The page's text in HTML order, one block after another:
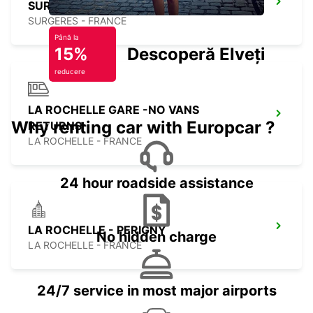
SURGERES
SURGERES - FRANCE
LA ROCHELLE GARE -NO VANS
RETURNS-
LA ROCHELLE - FRANCE
LA ROCHELLE - PERIGNY
LA ROCHELLE - FRANCE
Până la
15%
reducere
Descoperă Elveția
Why renting car with Europcar ?
24 hour roadside assistance
No hidden charge
24/7 service in most major airports